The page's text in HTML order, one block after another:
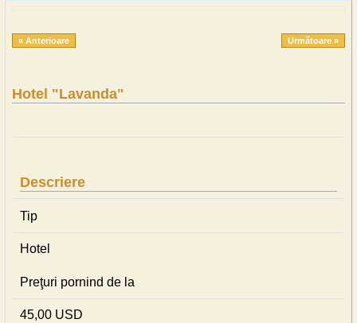
« Anterioare Următoare »
Hotel "Lavanda"
Descriere
Tip
Hotel
Preţuri pornind de la
45,00 USD